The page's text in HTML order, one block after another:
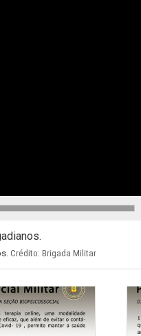
Crédito: Brigada Militar